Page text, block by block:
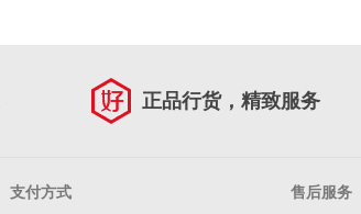
正品行货，精致服务
支付方式 售后服务